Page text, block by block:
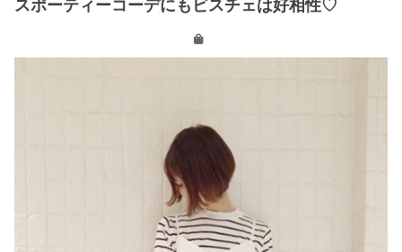
スポーティーコーデにもビスチェは好相性♡